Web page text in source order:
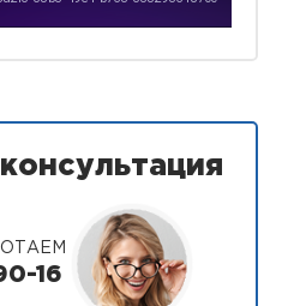
консультация
16